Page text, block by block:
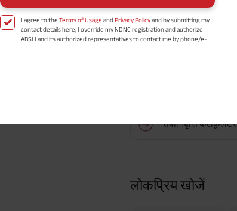
I agree to the Terms of Usage andPrivacy Policyand by submitting my
contact details here, I override my NDNC registration and authorize
ABSLI and its authorized representatives to contact me by phone/e-
Lumpsum Benefit. He chooses premium payment term 10 yrs , policy
ग्रेच्युटी कैलकुलेटर
एमआईएस कैलकुलेटर
सेवानिवृत्ति कैलकुलेटर
लोकप्रिय खोजें